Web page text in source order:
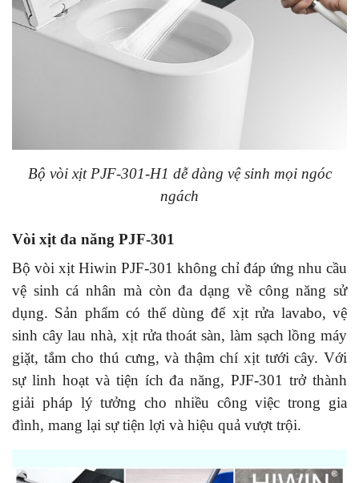
Bộ vòi xịt PJF-301-H1 dễ dàng vệ sinh mọi ngóc
ngách
Vòi xịt đa năng PJF-301
Bộ vòi xịt Hiwin PJF-301 không chỉ đáp ứng nhu cầu
vệ sinh cá nhân mà còn đa dạng về công năng sử
dụng. Sản phẩm có thể dùng để xịt rửa lavabo, vệ
sinh cây lau nhà, xịt rửa thoát sàn, làm sạch lồng máy
giặt, tắm cho thú cưng, và thậm chí xịt tưới cây. Với
sự linh hoạt và tiện ích đa năng, PJF-301 trở thành
giải pháp lý tưởng cho nhiều công việc trong gia
đình, mang lại sự tiện lợi và hiệu quả vượt trội.